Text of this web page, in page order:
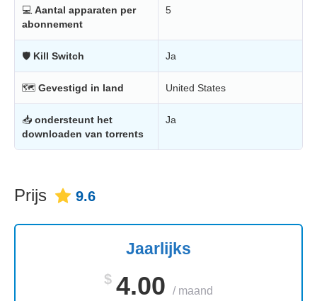
💻 Aantal apparaten per
abonnement
5
🛡 Kill Switch Ja
🗺 Gevestigd in land United States
📥 ondersteunt het
downloaden van torrents
Ja
Prijs 9.6
Jaarlijks
$ 4.00 / maand